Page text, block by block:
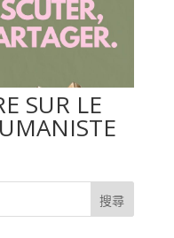
SUR LE
搜尋